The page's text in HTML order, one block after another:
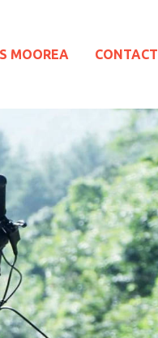
MOOREA CONTACT